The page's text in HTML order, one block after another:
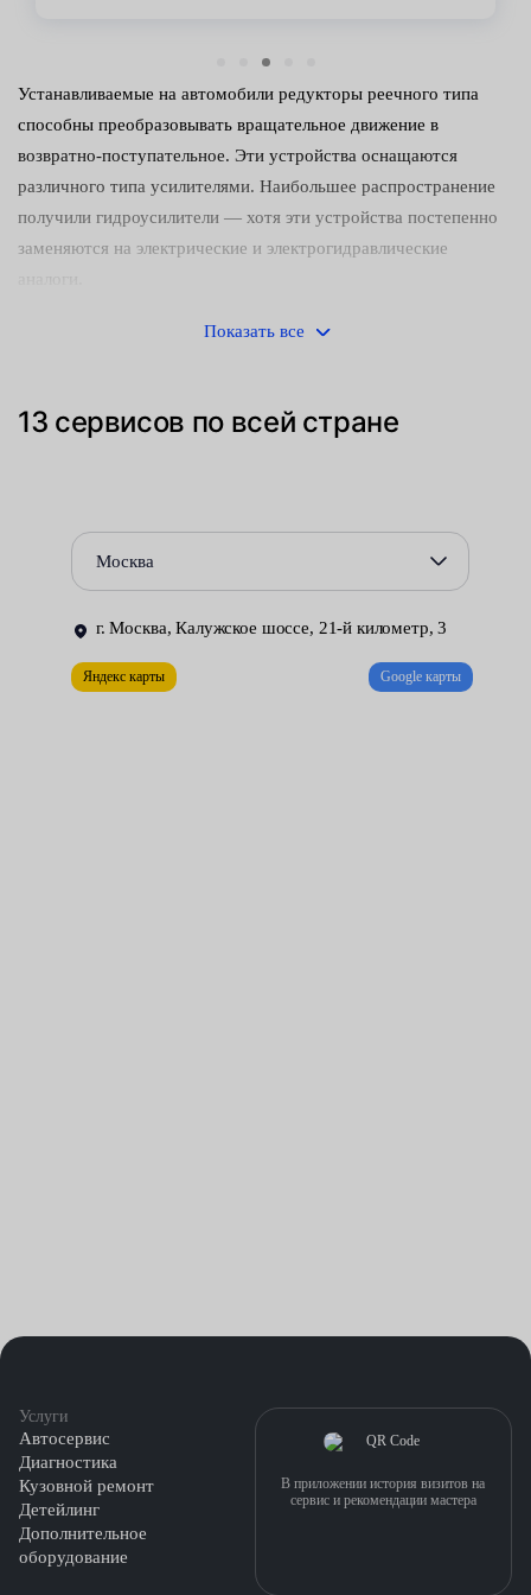
Устанавливаемые на автомобили редукторы реечного типа
способны преобразовывать вращательное движение в
возвратно-поступательное. Эти устройства оснащаются
различного типа усилителями. Наибольшее распространение
получили гидроусилители — хотя эти устройства постепенно
заменяются на электрические и электрогидравлические
Управлять машиной с неисправным редуктором небезопасно.
поломок:
Повреждения сальников и уплотнений, приводящие к
утечке жидкости из гидравлической системы.
Некорректная работа гидрораспределителя.
Ремонт рулевой рейки может быть выполнен только в
Показать все
13 сервисов по всей стране
Москва
г. Москва, Калужское шоссе, 21-й километр, 3
Яндекс карты Google карты
Услуги
Автосервис
Диагностика
Кузовной ремонт
Детейлинг
Дополнительное
оборудование
В приложении история визитов на
сервис и рекомендации мастера